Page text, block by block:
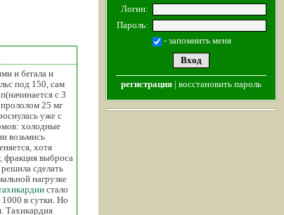
и бегала и
под 150, сам
с 3
25 мг
уже с
холодные
возьмись
хотя
фракция выброса
сделать
нагрузке
стало
1000 в сутки. Но
Тахикардия
Логин:
Пароль:
- запомнить меня
регистрация | восстановить пароль